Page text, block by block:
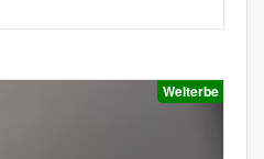
Welterbe